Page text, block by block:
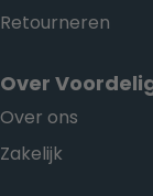
Retourneren
Over
Over ons
Zakelijk